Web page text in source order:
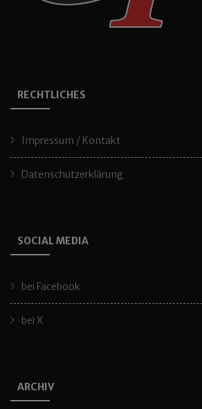
RECHTLICHES
Impressum / Kontakt
Datenschutzerklärung
SOCIAL MEDIA
bei Facebook
bei X
ARCHIV